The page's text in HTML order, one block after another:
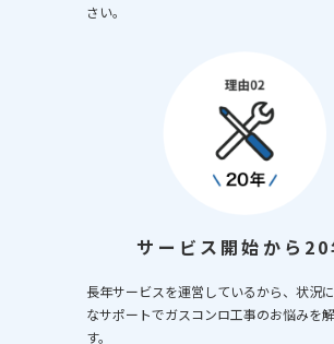
さい。
サービス開始から20
長年サービスを運営しているから、状況
なサポートでガスコンロ工事のお悩みを
す。